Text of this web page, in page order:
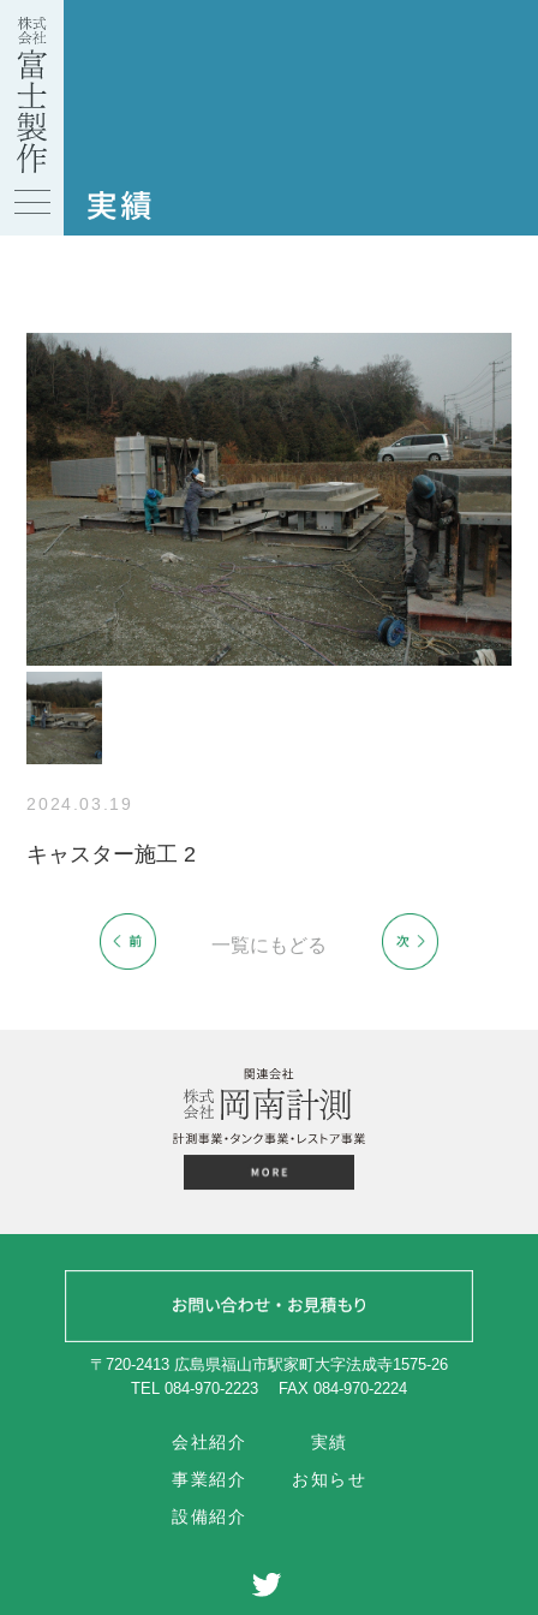
2024.03.19
キャスター施工 2
一覧にもどる
〒720-2413 広島県福山市駅家町大字法成寺1575-26
TEL 084-970-2223
FAX 084-970-2224
会社紹介
事業紹介
設備紹介
実績
お知らせ